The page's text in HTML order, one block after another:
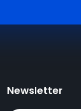
Newsletter